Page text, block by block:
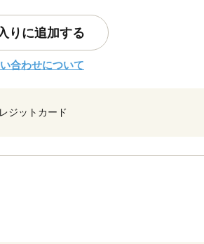
りに追加する
合わせについて
ジットカード